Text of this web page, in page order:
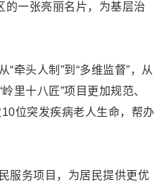
的一张亮丽名片，为基层治
牵头人制”到“多维监督”，从
里十八匠”项目更加规范、
位突发疾病老人生命，帮办
服务项目，为居民提供更优